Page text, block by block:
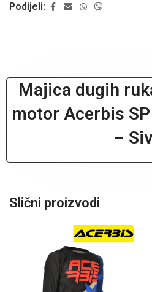
Podijeli:
Majica dugih
motor Acerbis
–
Slični proizvodi